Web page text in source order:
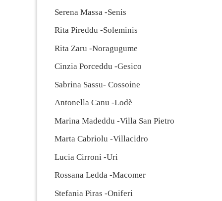
Serena Massa -Senis
Rita Pireddu -Soleminis
Rita Zaru -Noragugume
Cinzia Porceddu -Gesico
Sabrina Sassu- Cossoine
Antonella Canu -Lodè
Marina Madeddu -Villa San Pietro
Marta Cabriolu -Villacidro
Lucia Cirroni -Uri
Rossana Ledda -Macomer
Stefania Piras -Oniferi